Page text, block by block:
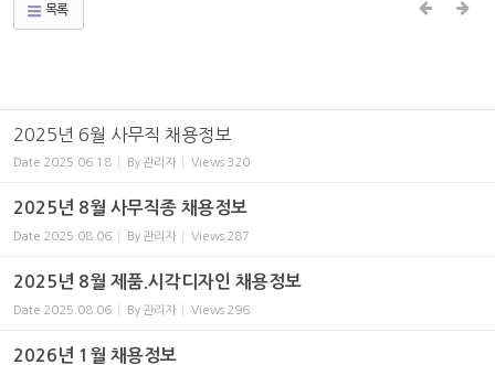
목록
2025년 6월 사무직 채용정보
Date 2025.06.18 By 관리자 Views 320
2025년 8월 사무직종 채용정보
Date 2025.08.06 By 관리자 Views 287
2025년 8월 제품.시각디자인 채용정보
Date 2025.08.06 By 관리자 Views 296
2026년 1월 채용정보